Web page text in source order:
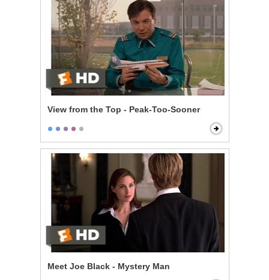
View from the Top - Peak-Too-Sooner
Meet Joe Black - Mystery Man